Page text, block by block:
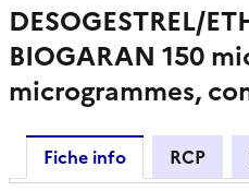
DESOGESTREL/
BIOGARAN 150
microgrammes,
Fiche info RCP